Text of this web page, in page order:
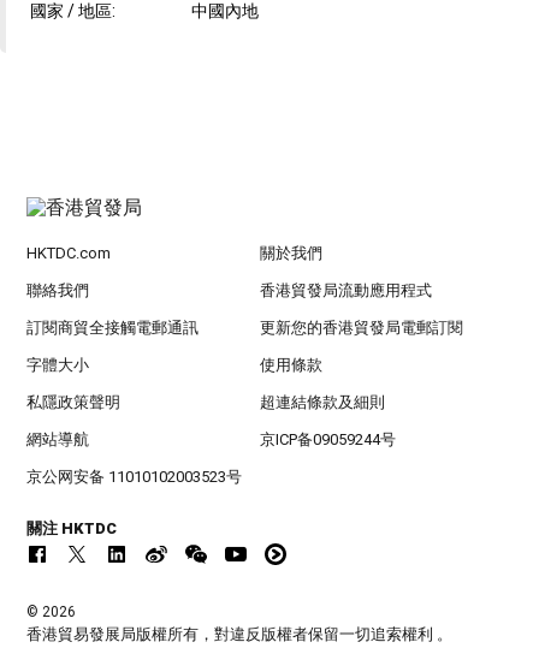
國家 / 地區: 中國內地
HKTDC.com 關於我們
聯絡我們 香港貿發局流動應用程式
訂閱商貿全接觸電郵通訊 更新您的香港貿發局電郵訂閱
字體大小 使用條款
私隱政策聲明 超連結條款及細則
網站導航 京ICP备09059244号
京公网安备 11010102003523号
關注 HKTDC
© 2026
香港貿易發展局版權所有，對違反版權者保留一切追索權利 。